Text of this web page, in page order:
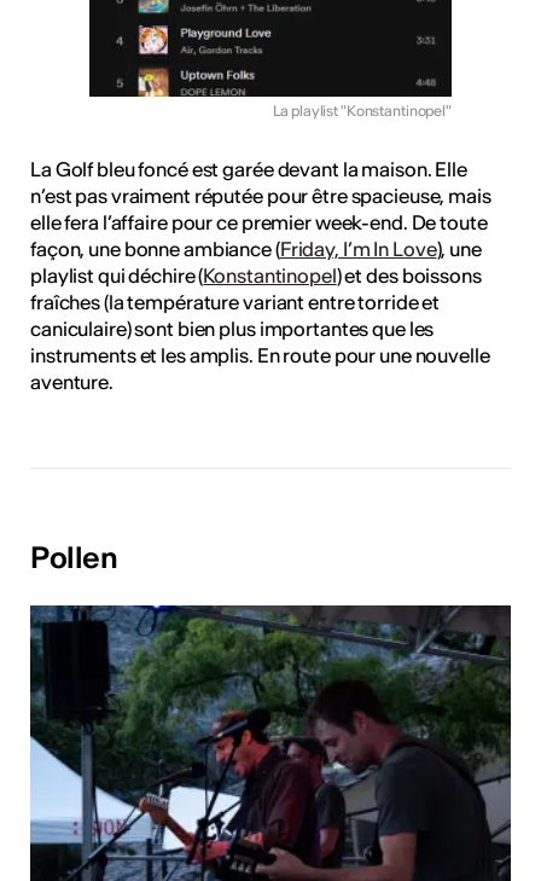
La playlist "Konstantinopel"
La Golf bleu foncé est garée devant la maison. Elle
n’est pas vraiment réputée pour être spacieuse, mais
elle fera l’affaire pour ce premier week-end. De toute
façon, une bonne ambiance (Friday, I’m In Love), une
playlist qui déchire (Konstantinopel) et des boissons
fraîches (la température variant entre torride et
caniculaire) sont bien plus importantes que les
instruments et les amplis. En route pour une nouvelle
aventure.
Pollen